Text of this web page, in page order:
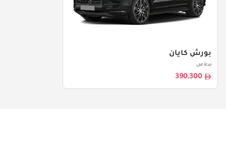
بورش كايان
بدءا من
390,300